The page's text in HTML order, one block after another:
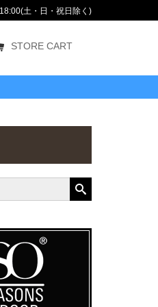
土・日・祝日除く)
STORE CART